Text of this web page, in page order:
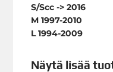
S/Scc -> 2016
M 1997-2010
L 1994-2009
Näytä lisää